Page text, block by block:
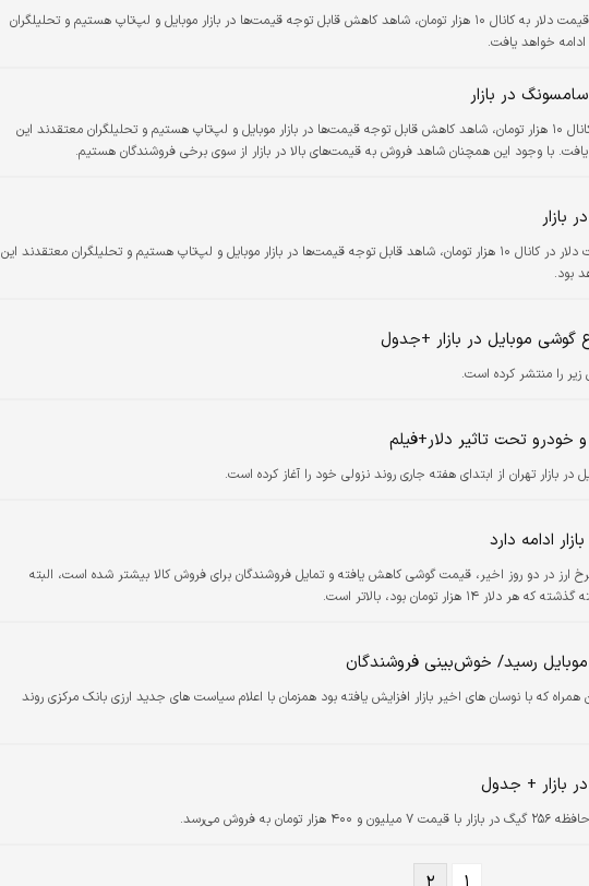
پس از ورود قیمت دلار به کانال ۱۰ هزار تومان، شاهد کاهش قابل توجه قیمت‌ها در بازار موبایل و لپ‌تاپ هستیم و تحلیلگران
خواهد یافت.
در بازار
پس از ورود قیمت دلار به کانال ۱۰ هزار تومان، شاهد کاهش قابل توجه قیمت‌ها در بازار موبایل و لپ‌تاپ هستیم و تحلیلگران معتقدند این
با وجود این همچنان شاهد فروش به قیمت‌های بالا در بازار از سوی برخی فروشندگان هستیم.
بازار
در پی کاهش و تثبیت قیمت دلار در کانال ۱۰ هزار تومان، شاهد قابل توجه قیمت‌ها در بازار موبایل و لپ‌تاپ هستیم و تحلیلگران معتقدند این
بود.
گوشی موبایل در بازار +جدول
زیر را منتشر کرده است.
تحت تاثیر دلار+فیلم
بازار تهران از ابتدای هفته جاری روند نزولی خود را آغاز کرده است.
ادامه دارد
ارز در دو روز اخیر، قیمت گوشی کاهش یافته و تمایل فروشندگان برای فروش کالا بیشتر شده است، البته
هزار تومان بود، بالاتر است.
رسید/ خوش‌بینی فروشندگان
که با نوسان های اخیر بازار افزایش یافته بود همزمان با اعلام سیاست های جدید ارزی بانک مرکزی روند
بازار + جدول